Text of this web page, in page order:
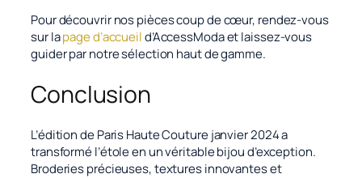
Pour découvrir nos pièces coup de cœur, rendez-vous
sur lapage d’accueild’AccessModa et laissez-vous
guider par notre sélection haut de gamme.
Conclusion
L’édition de Paris Haute Couture janvier 2024 a
transformé l’étole en un véritable bijou d’exception.
Broderies précieuses, textures innovantes et